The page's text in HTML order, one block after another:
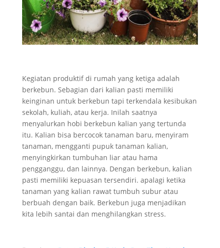
Kegiatan produktif di rumah yang ketiga adalah
berkebun. Sebagian dari kalian pasti memiliki
keinginan untuk berkebun tapi terkendala kesibukan
sekolah, kuliah, atau kerja. Inilah saatnya
menyalurkan hobi berkebun kalian yang tertunda
itu. Kalian bisa bercocok tanaman baru, menyiram
tanaman, mengganti pupuk tanaman kalian,
menyingkirkan tumbuhan liar atau hama
pengganggu, dan lainnya. Dengan berkebun, kalian
pasti memiliki kepuasan tersendiri. apalagi ketika
tanaman yang kalian rawat tumbuh subur atau
berbuah dengan baik. Berkebun juga menjadikan
kita lebih santai dan menghilangkan stress.